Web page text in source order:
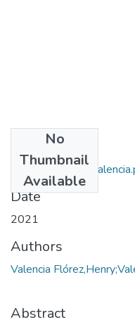
No
Thumbnail
Available
Proyecto Henry
Date
2021
Authors
Valencia
Abstract